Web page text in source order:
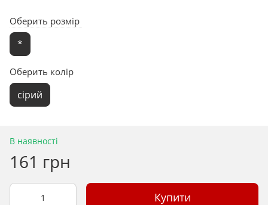
Оберить розмір
*
Оберить колір
сірий
В наявності
161 грн
Купити